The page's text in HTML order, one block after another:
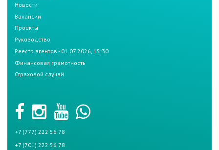
Новости
Вакансии
Проекты
Руководство
Реестр агентов - 01.07.2026, 15:30
Финансовая грамотность
Страховой случай
+7 (777) 222 56 78
+7 (701) 222 56 78